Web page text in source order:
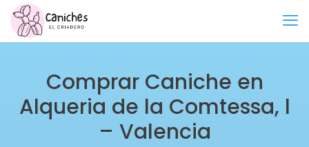
Comprar Caniche en
Alqueria de la Comtessa, l
– Valencia